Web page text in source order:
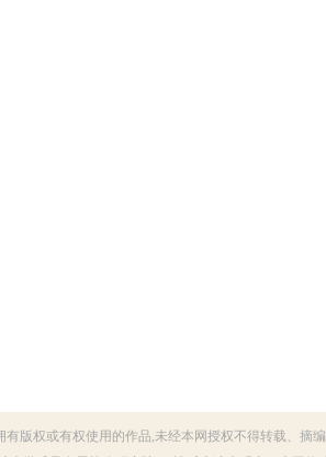
版权或有权使用的作品,未经本网授权不得转载、摘编